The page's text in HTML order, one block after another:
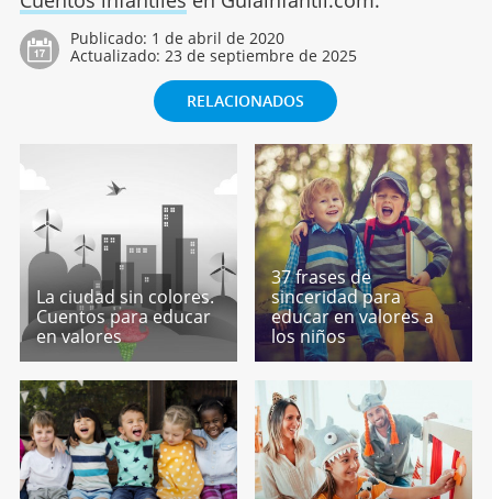
Publicado: 1 de abril de 2020
Actualizado: 23 de septiembre de 2025
RELACIONADOS
La ciudad sin colores.
Cuentos para educar
en valores
37 frases de
sinceridad para
educar en valores a
los niños